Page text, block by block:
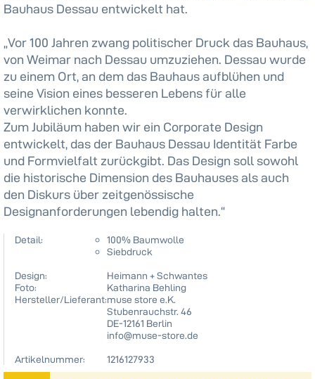
Bauhaus Dessau entwickelt hat.
„Vor 100 Jahren zwang politischer Druck das Bauhaus,
von Weimar nach Dessau umzuziehen. Dessau wurde
zu einem Ort, an dem das Bauhaus aufblühen und
seine Vision eines besseren Lebens für alle
verwirklichen konnte.
Zum Jubiläum haben wir ein Corporate Design
entwickelt, das der Bauhaus Dessau Identität Farbe
und Formvielfalt zurückgibt. Das Design soll sowohl
die historische Dimension des Bauhauses als auch
den Diskurs über zeitgenössische
Designanforderungen lebendig halten.“
Detail:
100% Baumwolle
Siebdruck
Design:
Heimann + Schwantes
Foto:
Katharina Behling
Hersteller/Lieferant:muse store e.K.
Stubenrauchstr. 46
DE-12161 Berlin
info@muse-store.de
Artikelnummer:
1216127933